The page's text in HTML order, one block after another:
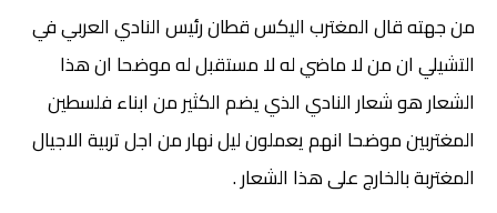
من جهته قال المغترب اليكس قطان رئيس النادي العربي في
التشيلي ان من لا ماضي له لا مستقبل له موضحا ان هذا
الشعار هو شعار النادي الذي يضم الكثير من ابناء فلسطين
المغتربين موضحا انهم يعملون ليل نهار من اجل تربية الاجيال
المغتربة بالخارج على هذا الشعار .